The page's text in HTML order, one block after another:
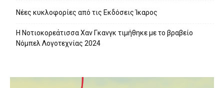
Νέες κυκλοφορίες από τις Εκδόσεις Ίκαρος
Η Νοτιοκορεάτισσα Χαν Γκανγκ τιμήθηκε με το βραβείο
Νόμπελ Λογοτεχνίας 2024